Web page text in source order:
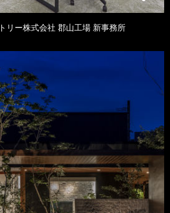
リー株式会社 郡山工場 新事務所